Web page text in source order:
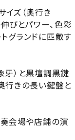
イズ（奥行き
びとパワー、色彩
グランドに匹敵す
牙）と黒壇調黒鍵
行きの長い鍵盤と
会場や店舗の演